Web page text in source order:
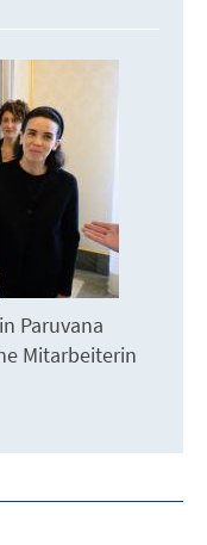
Paruvana
Mitarbeiterin